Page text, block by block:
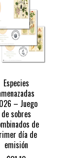
Especies
– Juego
de sobres
de
día de
emisión